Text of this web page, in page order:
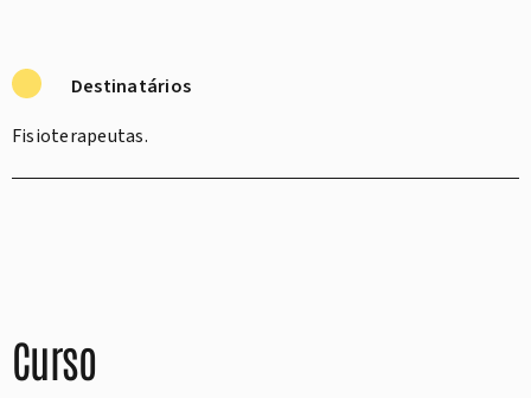
Destinatários
Fisioterapeutas.
Curso